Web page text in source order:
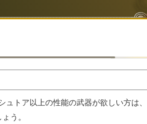
トア以上の性能の武器が欲しい方は、
う。